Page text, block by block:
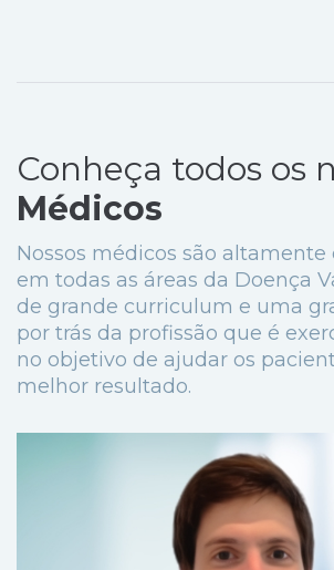
Conheça todos os
Médicos
Nossos médicos são altamente
em todas as áreas da Doença
de grande curriculum e uma
por trás da profissão que é
no objetivo de ajudar os
melhor resultado.